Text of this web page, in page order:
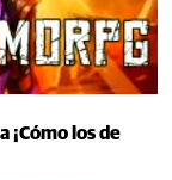
¡Cómo los de